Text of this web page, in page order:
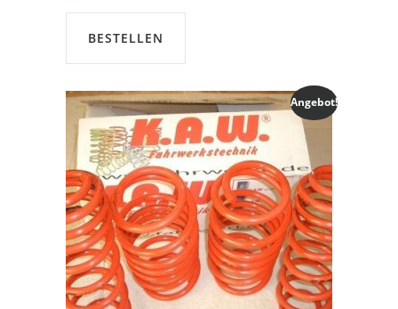
€239,00
BESTELLEN
Angebot!